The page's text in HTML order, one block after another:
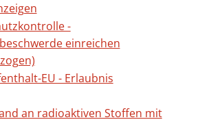
-
einreichen
EU - Erlaubnis
an radioaktiven Stoffen mit